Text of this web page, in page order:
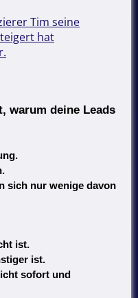
Tim seine
hat
warum deine Leads
sich nur wenige davon
ist.
ist.
sofort und